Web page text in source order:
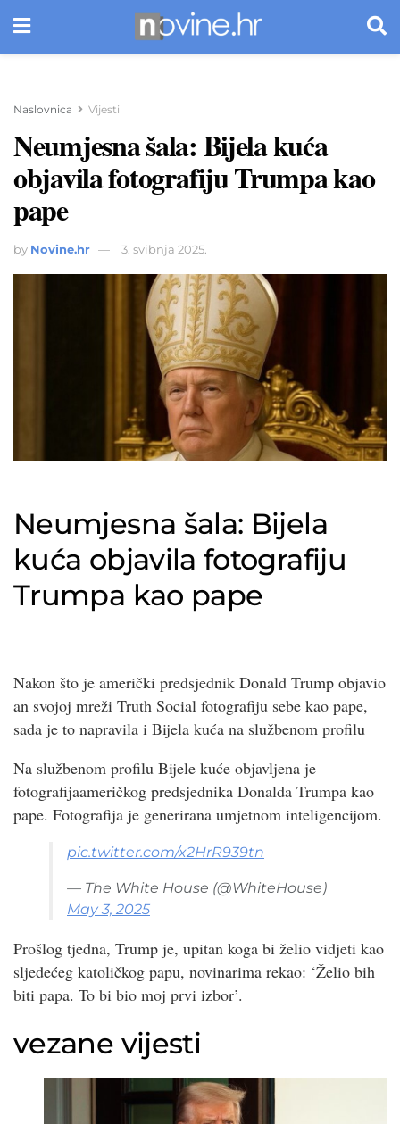
Naslovnica Vijesti
Neumjesna šala: Bijela kuća
objavila fotografiju Trumpa kao
pape
by Novine.hr 3. svibnja 2025.
Neumjesna šala: Bijela
kuća objavila fotografiju
Trumpa kao pape
Nakon što je američki predsjednik Donald Trump objavio
an svojoj mreži Truth Social fotografiju sebe kao pape,
sada je to napravila i Bijela kuća na službenom profilu
Na službenom profilu Bijele kuće objavljena je
fotografijaameričkog predsjednika Donalda Trumpa kao
pape. Fotografija je generirana umjetnom inteligencijom.
pic.twitter.com/x2HrR939tn
— The White House (@WhiteHouse)
May 3, 2025
Prošlog tjedna, Trump je, upitan koga bi želio vidjeti kao
sljedećeg katoličkog papu, novinarima rekao: ‘Želio bih
biti papa. To bi bio moj prvi izbor’.
vezane vijesti